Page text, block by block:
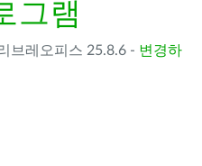
그램
브레오피스 25.8.6 - 변경하